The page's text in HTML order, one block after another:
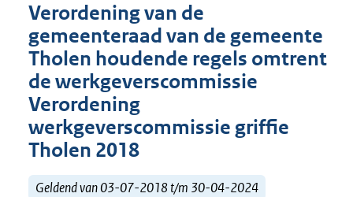
Verordening van de
gemeenteraad van de gemeente
Tholen houdende regels omtrent
de werkgeverscommissie
Verordening
werkgeverscommissie griffie
Tholen 2018
Geldend van 03-07-2018 t/m 30-04-2024